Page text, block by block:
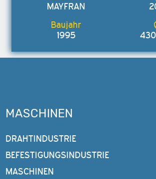
MAYFRAN
1995
MASCHINEN
DRAHTINDUSTRIE
BEFESTIGUNGSINDUSTRIE
MASCHINEN